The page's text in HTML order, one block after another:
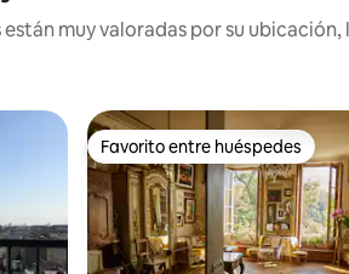
muy valoradas por su
Favorito entre huéspedes
Favorito entre huéspedes